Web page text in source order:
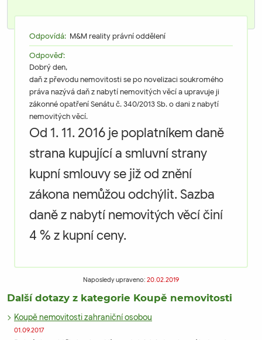
Odpovídá: M&M reality právní oddělení
Odpověď:
Dobrý den,
daň z převodu nemovitosti se po novelizaci soukromého
práva nazývá daň z nabytí nemovitých věcí a upravuje ji
zákonné opatření Senátu č. 340/2013 Sb. o dani z nabytí
nemovitých věcí.
Od 1. 11. 2016 je poplatníkem daně
strana kupující a smluvní strany
kupní smlouvy se již od znění
zákona nemůžou odchýlit. Sazba
daně z nabytí nemovitých věcí činí
4 % z kupní ceny.
Naposledy upraveno: 20.02.2019
Další dotazy z kategorie Koupě nemovitosti
Koupě nemovitosti zahraniční osobou
01.09.2017